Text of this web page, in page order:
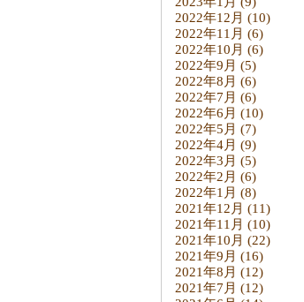
2022年12月 (10)
2022年11月 (6)
2022年10月 (6)
2022年9月 (5)
2022年8月 (6)
2022年7月 (6)
2022年6月 (10)
2022年5月 (7)
2022年4月 (9)
2022年3月 (5)
2022年2月 (6)
2022年1月 (8)
2021年12月 (11)
2021年11月 (10)
2021年10月 (22)
2021年9月 (16)
2021年8月 (12)
2021年7月 (12)